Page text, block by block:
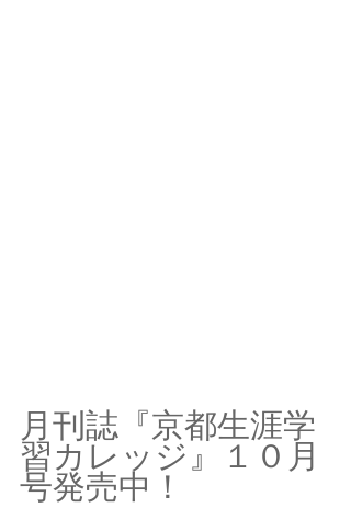
月刊誌『京都生涯学
習カレッジ』１０月
号発売中！